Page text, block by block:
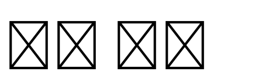
별의 분광